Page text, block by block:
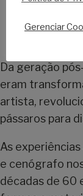
Da geração
eram
artista,
pássaros para
As
e cenógrafo
décadas de 60
Gerenciar